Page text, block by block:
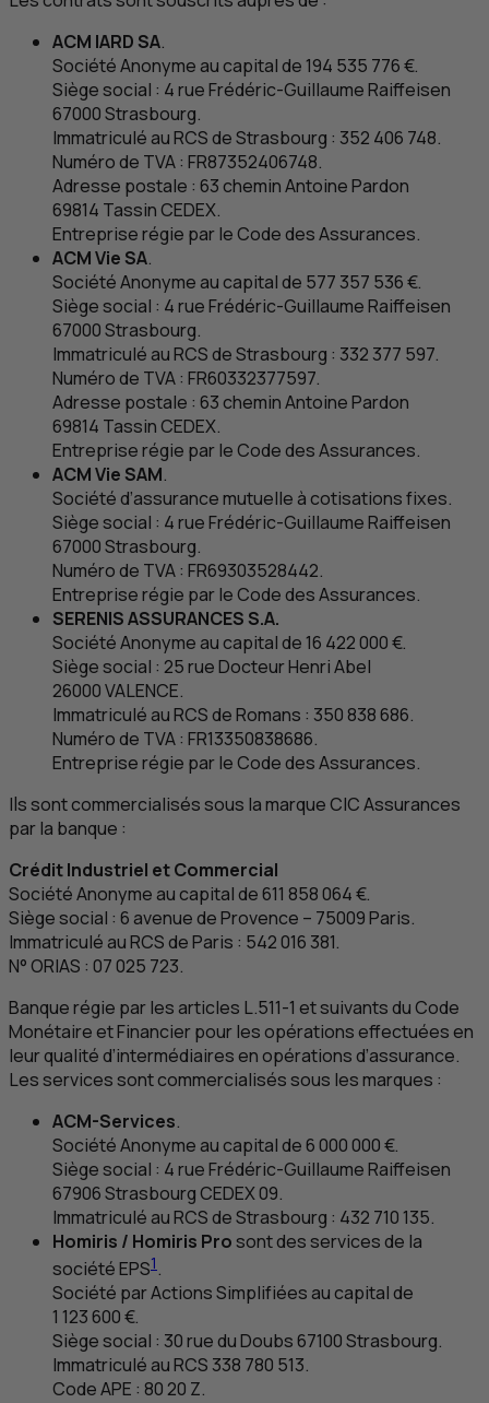
ACM IARDSA.
Société Anonyme au capital de 194 535 776 €.
Siège social : 4 rue Frédéric-Guillaume Raiffeisen
67000 Strasbourg.
Immatriculé auRCSde Strasbourg : 352 406 748.
Numéro de TVA: FR87352406748.
Adresse postale : 63 chemin Antoine Pardon
69814 Tassin CEDEX.
Entreprise régie par le Code des Assurances.
ACMVieSA.
Société Anonyme au capital de 577 357 536 €.
Siège social : 4 rue Frédéric-Guillaume Raiffeisen
67000 Strasbourg.
Immatriculé auRCSde Strasbourg : 332 377 597.
Numéro de TVA: FR60332377597.
Adresse postale : 63 chemin Antoine Pardon
69814 Tassin CEDEX.
Entreprise régie par le Code des Assurances.
ACMVieSAM.
Société d’assurance mutuelle à cotisations fixes.
Siège social : 4 rue Frédéric-Guillaume Raiffeisen
67000 Strasbourg.
Numéro de TVA: FR69303528442.
Entreprise régie par le Code des Assurances.
SERENIS ASSURANCESS.A.
Société Anonyme au capital de 16 422 000 €.
Siège social : 25 rue Docteur Henri Abel
26000 VALENCE.
Immatriculé auRCSde Romans : 350 838 686.
Numéro de TVA: FR13350838686.
Entreprise régie par le Code des Assurances.
Ils sont commercialisés sous la marqueCICAssurances
par la banque :
Crédit Industriel et Commercial
Société Anonyme au capital de 611 858 064 €.
Siège social : 6 avenue de Provence – 75009 Paris.
Immatriculé auRCSde Paris : 542 016 381.
N° ORIAS : 07 025 723.
Banque régie par les articles L.511-1 et suivants du Code
Monétaire et Financier pour les opérations effectuées en
leur qualité d’intermédiaires en opérations d’assurance.
Les services sont commercialisés sous les marques :
ACM-Services.
Société Anonyme au capital de 6 000 000 €.
Siège social : 4 rue Frédéric-Guillaume Raiffeisen
67906 Strasbourg CEDEX 09.
Immatriculé auRCSde Strasbourg : 432 710 135.
Homiris / Homiris Prosont des services de la
sociétéEPS1.
Société par Actions Simplifiées au capital de
1 123 600 €.
Siège social : 30 rue du Doubs 67100 Strasbourg.
Immatriculé auRCS 338 780 513.
CodeAPE : 80 20 Z.